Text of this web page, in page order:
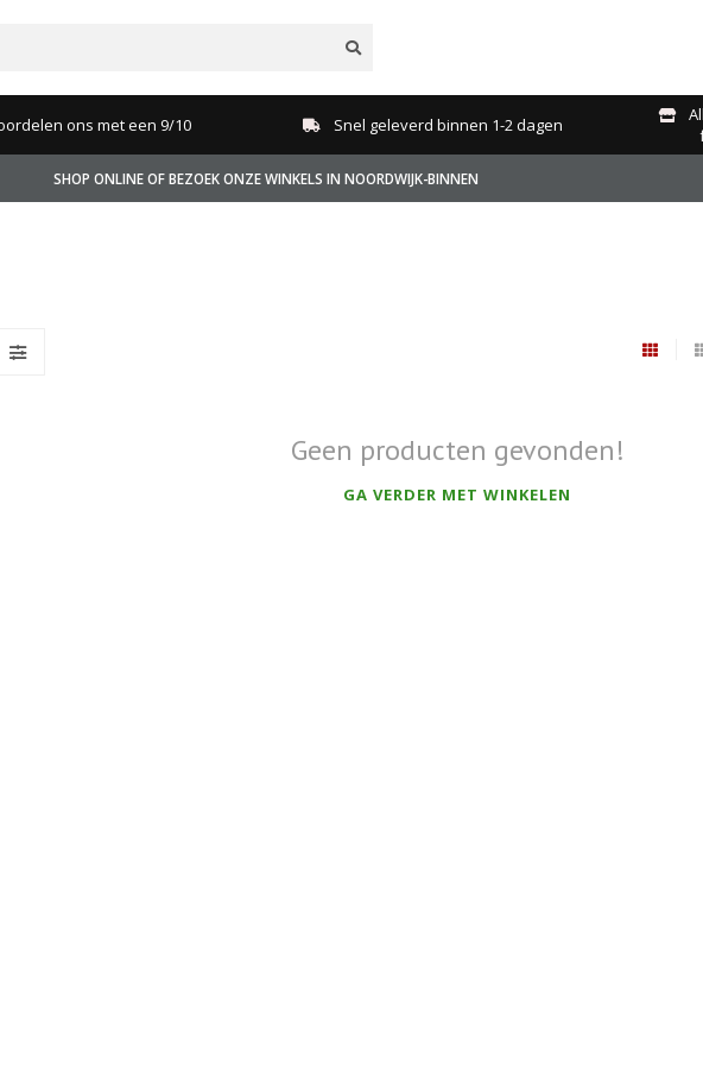
ons met een 9/10 Snel geleverd binnen 1-2 dagen
SHOP ONLINE OF BEZOEK ONZE WINKELS IN NOORDWIJK-BINNEN
Geen producten gevonden!
GA VERDER MET WINKELEN